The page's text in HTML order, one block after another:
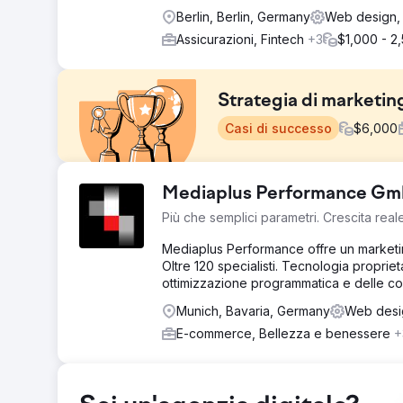
Berlin, Berlin, Germany
Web
Assicurazioni, Fintech +3 $1,000 -
Strategia di
Casi di successo $6,000
Sfida
Soluzioni: PPC, SEO e creazione di siti Web. Per
una strategia di marketing mirata e un sito Web
Soluzione
LA NOSTRA STRATEGIA Abbiamo iniziato
Creando una campagna sui social media siamo stati
Abbiamo sviluppato articoli accattivanti utilizzando
progettato una campagna mirata che copre le
coinvolgente per rendere più facile per i clienti dei
88 lead sono stati generati negli ultimi 3 mesi
Mediaplus Performance
Più che semplici parametri. Crescita
Mediaplus Performance offre un
Oltre 120 specialisti. Tecnologia
ottimizzazione programmatica e delle
Munich, Bavaria, Germany
Web
E-commerce, Bellezza e benessere